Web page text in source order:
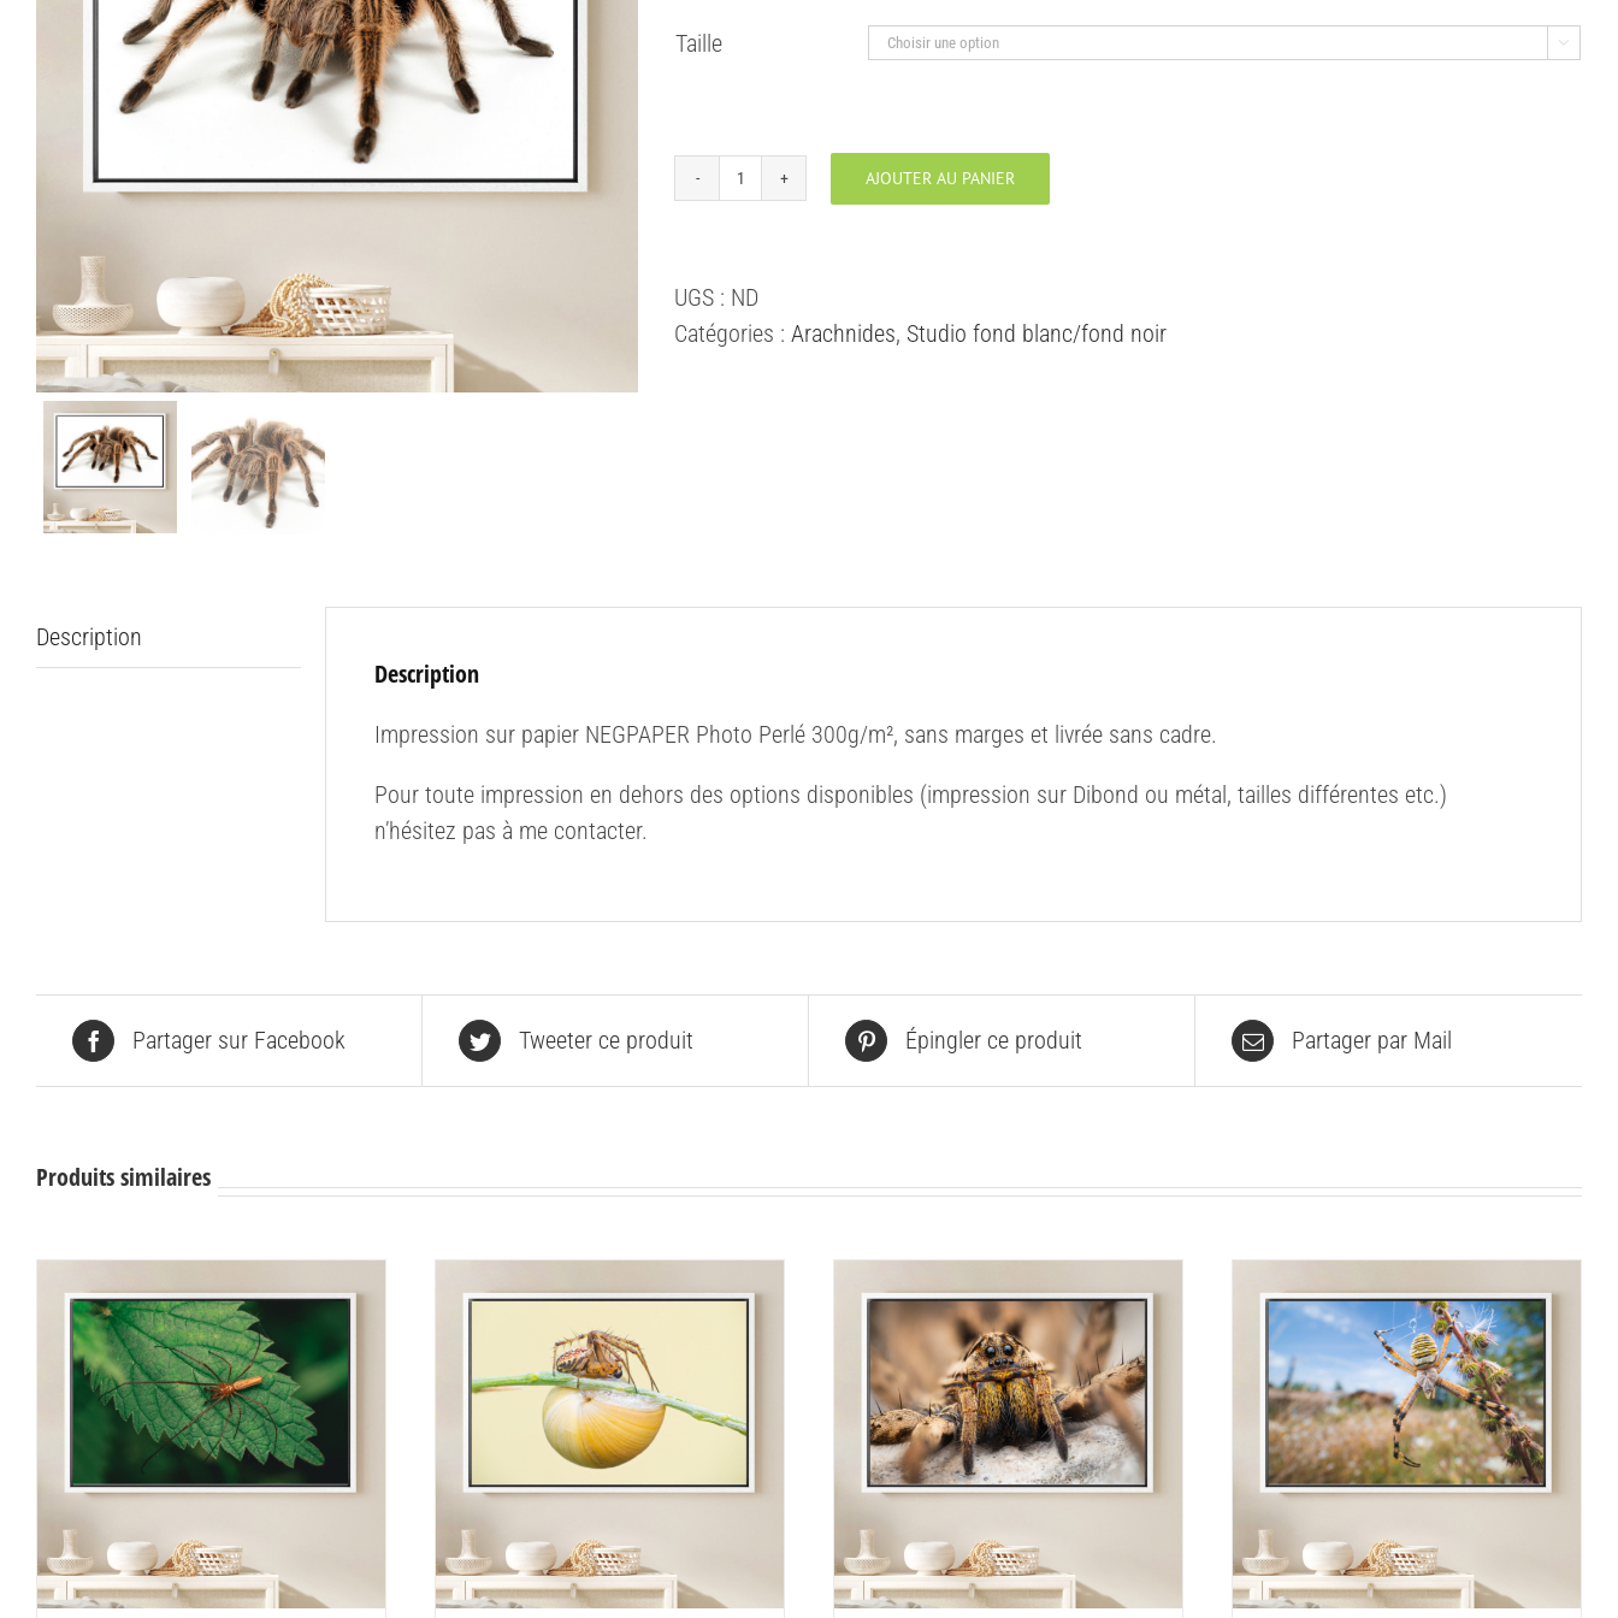
à
130,00 €
Taille 
quantité
(Non
indentifiée)
AJOUTER AU PANIER
UGS : ND
Catégories : Arachnides, Studio fond blanc/fond noir
Description
Description
Impression sur papier NEGPAPER Photo Perlé 300g/m², sans marges et livrée sans cadre.
Pour toute impression en dehors des options disponibles (impression sur Dibond ou métal, tailles différentes etc.)
n’hésitez pas à me contacter.
Partager sur Facebook Tweeter ce produit Épingler ce produit Partager par Mail
Produits similaires